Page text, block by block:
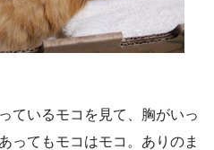
ているモコを見て、胸がいっ
ってもモコはモコ。ありのま